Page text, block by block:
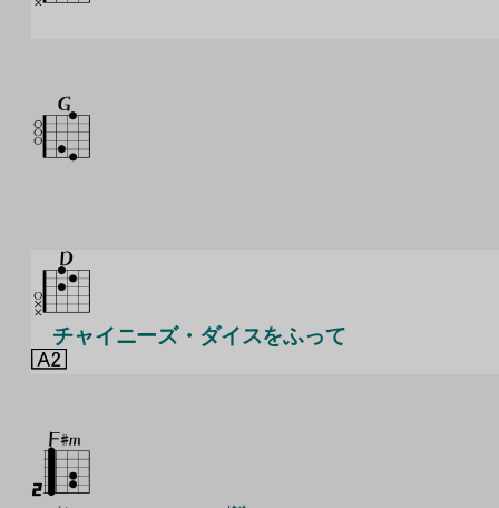
チャイニーズ・ダイスをふって